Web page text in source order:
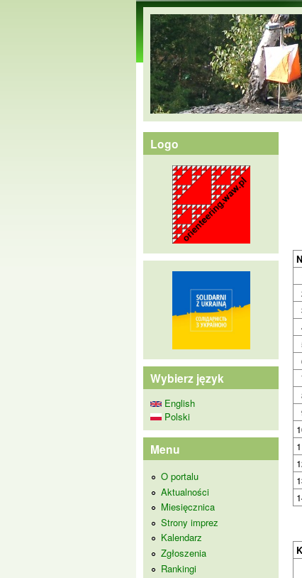
orienteering.waw.pl
Logo
Wybierz język
English
Polski
Menu
O portalu
Aktualności
Miesięcznica
Strony imprez
Kalendarz
Zgłoszenia
Rankingi